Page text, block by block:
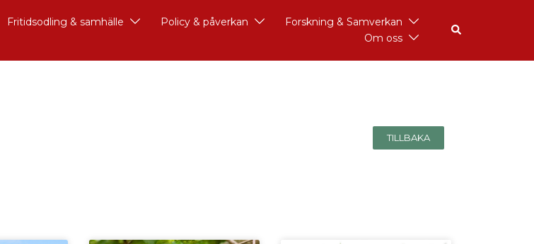
Fritidsodling & samhälle Policy & påverkan
Forskning & Samverkan
Om oss
TILLBAKA